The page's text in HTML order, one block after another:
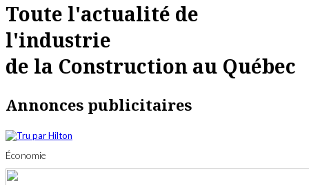
Toute l'actualité de
l'industrie
de la Construction au Québec
Annonces publicitaires
Économie